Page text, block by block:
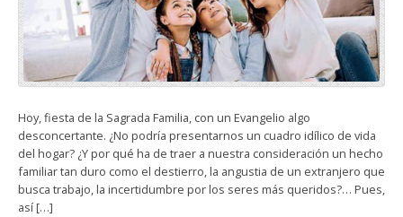
Hoy, fiesta de la Sagrada Familia, con un Evangelio algo
desconcertante. ¿No podría presentarnos un cuadro idílico de vida
del hogar? ¿Y por qué ha de traer a nuestra consideración un hecho
familiar tan duro como el destierro, la angustia de un extranjero que
busca trabajo, la incertidumbre por los seres más queridos?… Pues,
así […]